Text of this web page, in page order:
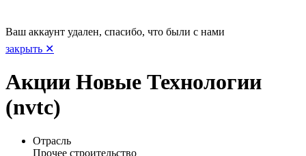
Ваш аккаунт удален, спасибо, что были с нами
закрыть ✕
Акции Новые Технологии
(nvtc)
Отрасль
Прочее строительство